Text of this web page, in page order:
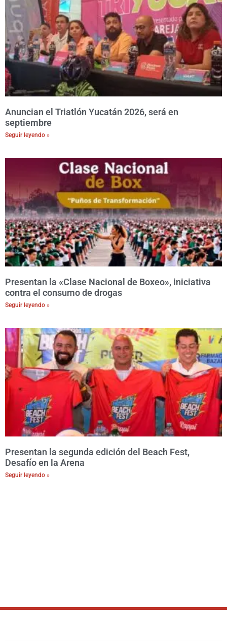
Anuncian el Triatlón Yucatán 2026, será en
septiembre
Seguir leyendo »
Presentan la «Clase Nacional de Boxeo», iniciativa
contra el consumo de drogas
Seguir leyendo »
Presentan la segunda edición del Beach Fest,
Desafío en la Arena
Seguir leyendo »